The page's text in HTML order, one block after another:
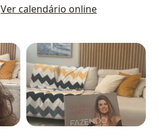
Ver calendário online